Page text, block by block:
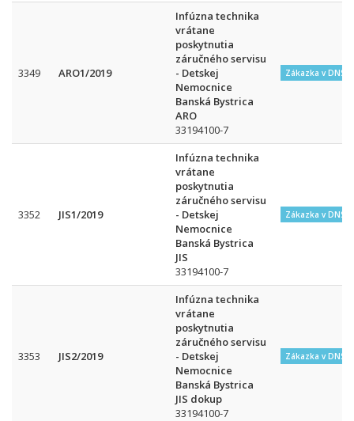
3349 ARO1/2019
Infúzna technika
vrátane
poskytnutia
záručného servisu
- Detskej
Nemocnice
Banská Bystrica
ARO
33194100-7
Zákazka v DNS
3352 JIS1/2019
Infúzna technika
vrátane
poskytnutia
záručného servisu
- Detskej
Nemocnice
Banská Bystrica
JIS
33194100-7
Zákazka v DNS
3353 JIS2/2019
Infúzna technika
vrátane
poskytnutia
záručného servisu
- Detskej
Nemocnice
Banská Bystrica
JIS dokup
33194100-7
Zákazka v DNS